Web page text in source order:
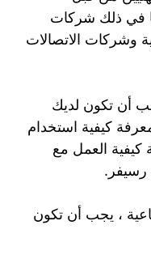
في ذلك شركات
وشركات الاتصالات
أن تكون لديك
كيفية استخدام
كيفية العمل مع
رسيفر.
، يجب أن تكون